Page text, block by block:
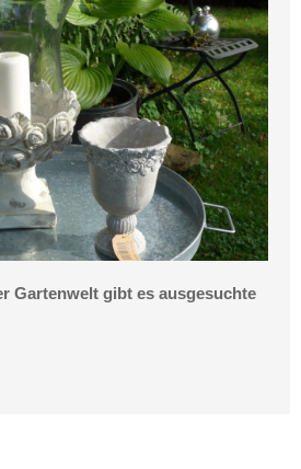
Gartenwelt gibt es ausgesuchte